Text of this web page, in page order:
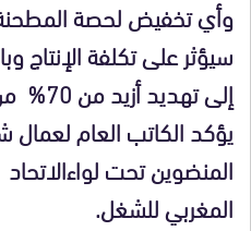
وأي تخفيض لحصة
سيؤثر على تكلفة الإنتاج
إلى تهديد أزيد من 70% من العمال بالتسريح… »
يؤكد الكاتب العام
المنضوين تحت لواءالاتحاد
المغربي للشغل.